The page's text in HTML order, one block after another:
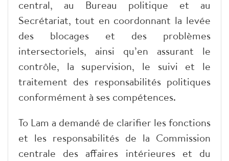
central, au Bureau politique et au
Secrétariat, tout en coordonnant la levée
des blocages et des problèmes
intersectoriels, ainsi qu’en assurant le
contrôle, la supervision, le suivi et le
traitement des responsabilités politiques
conformément à ses compétences.
To Lam a demandé de clarifier les fonctions
et les responsabilités de la Commission
centrale des affaires intérieures et du